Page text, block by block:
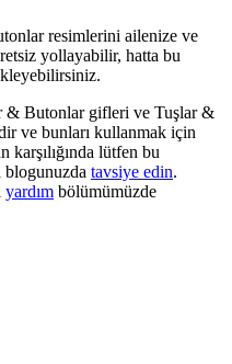
resimlerini ailenize ve
yollayabilir, hatta bu
& Butonlar gifleri ve Tuşlar &
ve bunları kullanmak için
lütfen bu
blogunuzda tavsiye edin.
yardım bölümümüzde